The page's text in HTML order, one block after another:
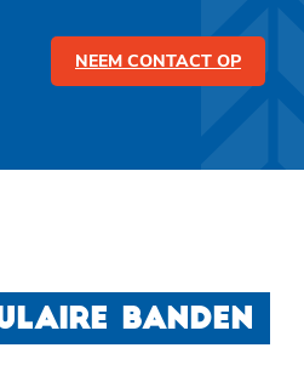
NEEM CONTACT OP
BANDEN